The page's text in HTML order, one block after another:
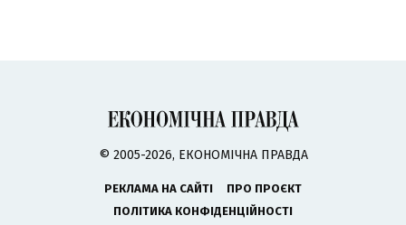
© 2005-2026, ЕКОНОМІЧНА ПРАВДА
РЕКЛАМА НА САЙТІ
ПРО ПРОЄКТ
ПОЛІТИКА КОНФІДЕНЦІЙНОСТІ